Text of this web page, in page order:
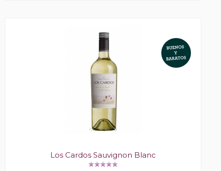
Los Cardos Sauvignon Blanc